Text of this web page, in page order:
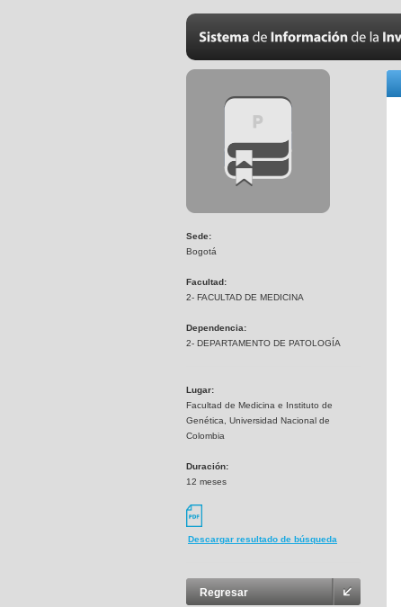
Sede:
Bogotá
Facultad:
2- FACULTAD DE MEDICINA
Dependencia:
2- DEPARTAMENTO DE PATOLOGÍA
Lugar:
Facultad de Medicina e Instituto de
Genética, Universidad Nacional de
Colombia
Duración:
12 meses
Descargar resultado de búsqueda
Regresar